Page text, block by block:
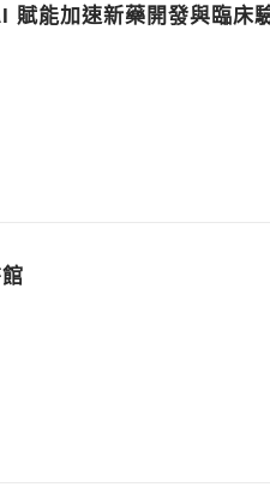
賦能加速新藥開發與臨床